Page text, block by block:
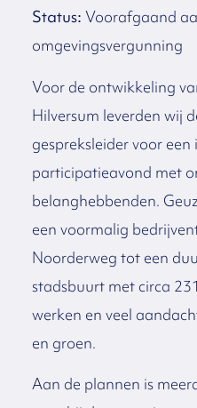
Status: Voorafgaand
omgevingsvergunning
Voor de ontwikkeling
Hilversum leverden wij
gespreksleider voor
participatieavond met
belanghebbenden.
een voormalig
Noorderweg tot een
stadsbuurt met circa
werken en veel
en groen.
Aan de plannen is